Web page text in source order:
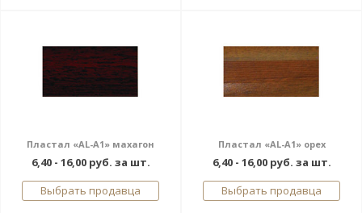
Пластал «AL-A1» махагон
6,40 - 16,00 руб. за шт.
Выбрать продавца
Пластал «AL-A1» орех
6,40 - 16,00 руб. за шт.
Выбрать продавца